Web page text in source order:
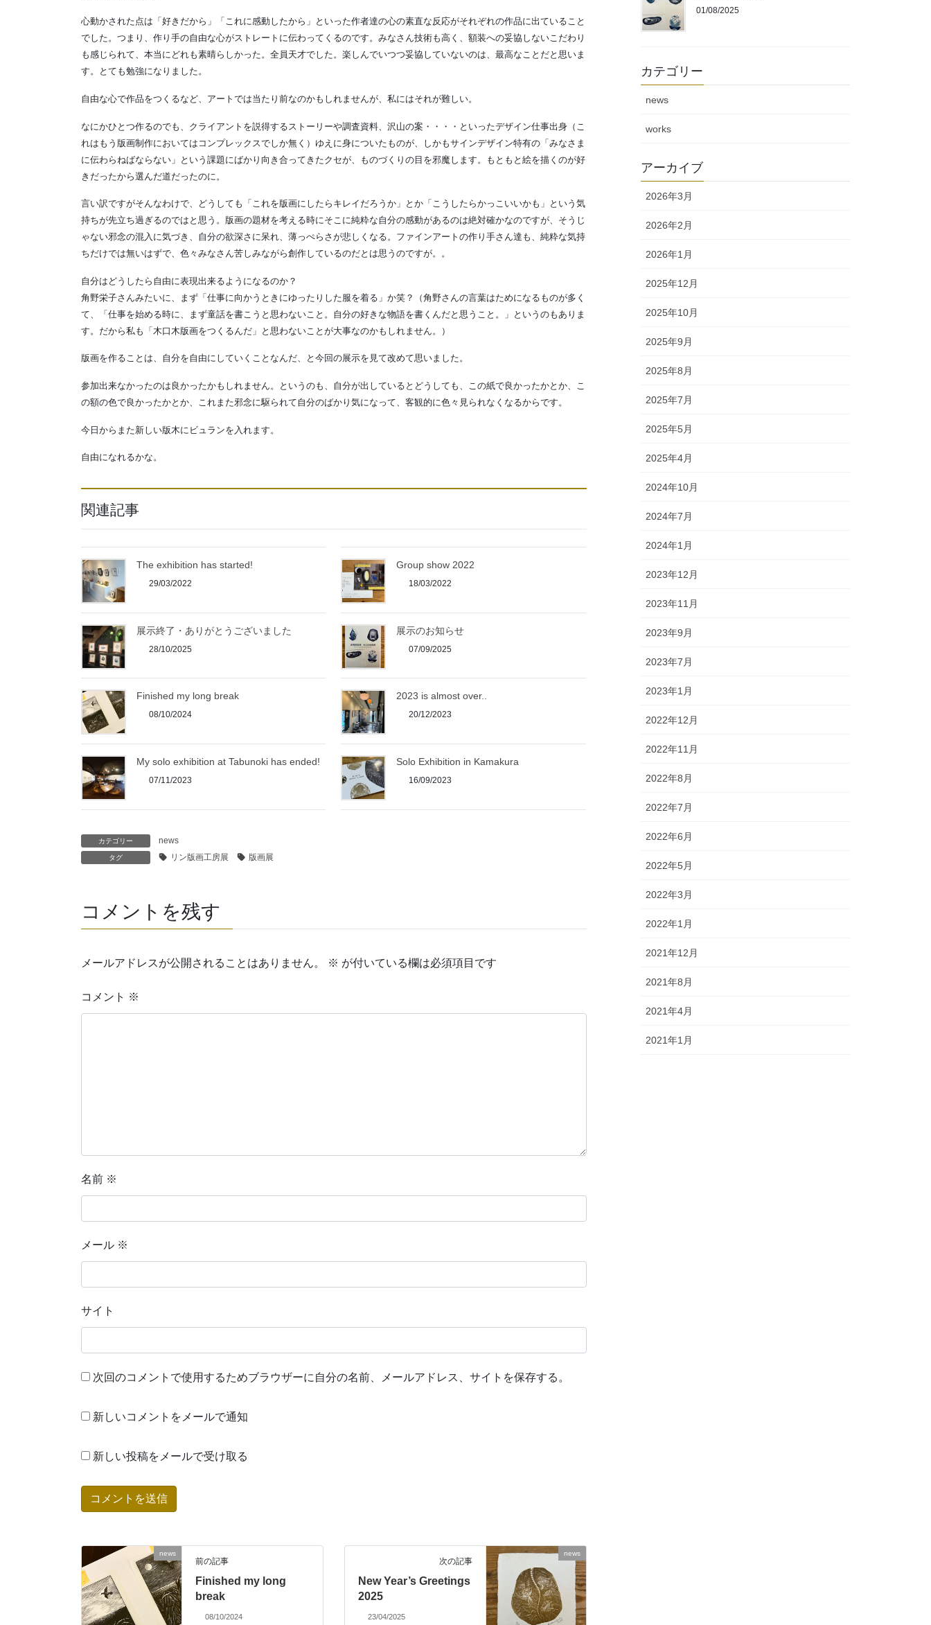
心動かされた点は「好きだから」「これに感動したから」といった作者達の心の素直な反応がそれぞれの作品に出ていること
でした。つまり、作り手の自由な心がストレートに伝わってくるのです。みなさん技術も高く、額装への妥協しないこだわり
も感じられて、本当にどれも素晴らしかった。全員天才でした。楽しんでいつつ妥協していないのは、最高なことだと思いま
す。とても勉強になりました。
自由な心で作品をつくるなど、アートでは当たり前なのかもしれませんが、私にはそれが難しい。
なにかひとつ作るのでも、クライアントを説得するストーリーや調査資料、沢山の案・・・・といったデザイン仕事出身（こ
れはもう版画制作においてはコンプレックスでしか無く）ゆえに身についたものが、しかもサインデザイン特有の「みなさま
に伝わらねばならない」という課題にばかり向き合ってきたクセが、ものづくりの目を邪魔します。もともと絵を描くのが好
きだったから選んだ道だったのに。
言い訳ですがそんなわけで、どうしても「これを版画にしたらキレイだろうか」とか「こうしたらかっこいいかも」という気
持ちが先立ち過ぎるのではと思う。版画の題材を考える時にそこに純粋な自分の感動があるのは絶対確かなのですが、そうじ
ゃない邪念の混入に気づき、自分の欲深さに呆れ、薄っぺらさが悲しくなる。ファインアートの作り手さん達も、純粋な気持
ちだけでは無いはずで、色々みなさん苦しみながら創作しているのだとは思うのですが。。
自分はどうしたら自由に表現出来るようになるのか？
角野栄子さんみたいに、まず「仕事に向かうときにゆったりした服を着る」か笑？（角野さんの言葉はためになるものが多く
て、「仕事を始める時に、まず童話を書こうと思わないこと。自分の好きな物語を書くんだと思うこと。」というのもありま
す。だから私も「木口木版画をつくるんだ」と思わないことが大事なのかもしれません。）
版画を作ることは、自分を自由にしていくことなんだ、と今回の展示を見て改めて思いました。
参加出来なかったのは良かったかもしれません。というのも、自分が出しているとどうしても、この紙で良かったかとか、こ
の額の色で良かったかとか、これまた邪念に駆られて自分のばかり気になって、客観的に色々見られなくなるからです。
今日からまた新しい版木にビュランを入れます。
自由になれるかな。
関連記事
The exhibition has started!
29/03/2022
Group show 2022
18/03/2022
展示終了・ありがとうございました
28/10/2025
展示のお知らせ
07/09/2025
Finished my long break
08/10/2024
2023 is almost over..
20/12/2023
My solo exhibition at Tabunoki has ended!
07/11/2023
Solo Exhibition in Kamakura
16/09/2023
カテゴリー news
タグ リン版画工房展 版画展
コメントを残す
メールアドレスが公開されることはありません。 ※ が付いている欄は必須項目です
コメント ※
名前 ※
メール ※
サイト
次回のコメントで使用するためブラウザーに自分の名前、メールアドレス、サイトを保存する。
新しいコメントをメールで通知
新しい投稿をメールで受け取る
news
前の記事
Finished my long
break
08/10/2024
news
次の記事
New Year’s Greetings
2025
23/04/2025
01/08/2025
カテゴリー
news
works
アーカイブ
2026年3月
2026年2月
2026年1月
2025年12月
2025年10月
2025年9月
2025年8月
2025年7月
2025年5月
2025年4月
2024年10月
2024年7月
2024年1月
2023年12月
2023年11月
2023年9月
2023年7月
2023年1月
2022年12月
2022年11月
2022年8月
2022年7月
2022年6月
2022年5月
2022年3月
2022年1月
2021年12月
2021年8月
2021年4月
2021年1月